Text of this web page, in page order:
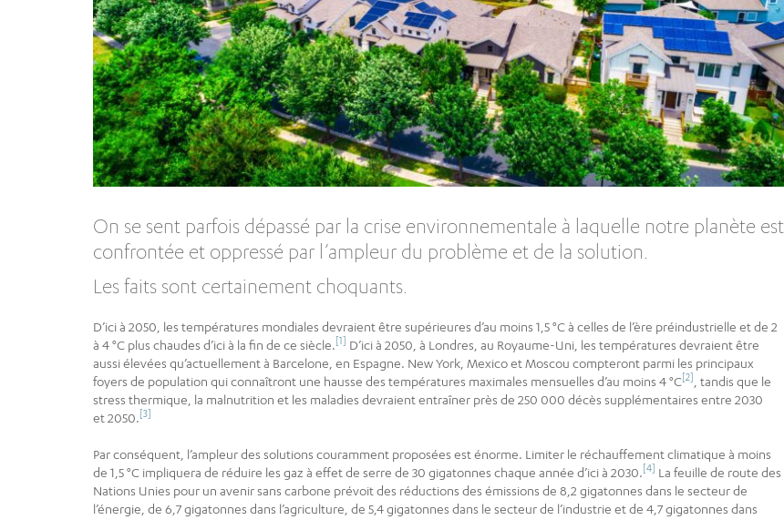
On se sent parfois dépassé par la crise environnementale à laquelle notre planète est
confrontée et oppressé par l’ampleur du problème et de la solution.
Les faits sont certainement choquants.
D’ici à 2050, les températures mondiales devraient être supérieures d’au moins 1,5 °C à celles de l’ère préindustrielle et de 2
à 4 °C plus chaudes d’ici à la fin de ce siècle.[1] D’ici à 2050, à Londres, au Royaume-Uni, les températures devraient être
aussi élevées qu’actuellement à Barcelone, en Espagne. New York, Mexico et Moscou compteront parmi les principaux
foyers de population qui connaîtront une hausse des températures maximales mensuelles d’au moins 4 °C[2]
, tandis que le
stress thermique, la malnutrition et les maladies devraient entraîner près de 250 000 décès supplémentaires entre 2030
et 2050.[3]
Par conséquent, l’ampleur des solutions couramment proposées est énorme. Limiter le réchauffement climatique à moins
de 1,5 °C impliquera de réduire les gaz à effet de serre de 30 gigatonnes chaque année d’ici à 2030.[4] La feuille de route des
Nations Unies pour un avenir sans carbone prévoit des réductions des émissions de 8,2 gigatonnes dans le secteur de
l’énergie, de 6,7 gigatonnes dans l’agriculture, de 5,4 gigatonnes dans le secteur de l’industrie et de 4,7 gigatonnes dans